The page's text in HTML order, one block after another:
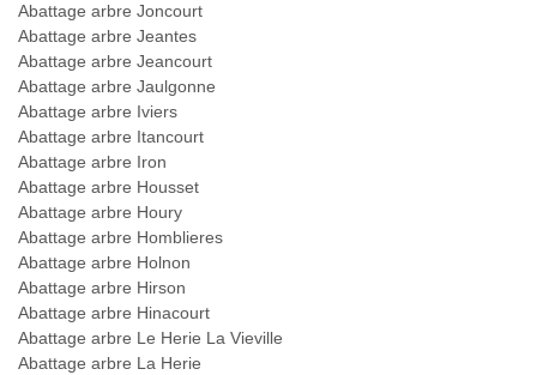
Abattage arbre Joncourt
Abattage arbre Jeantes
Abattage arbre Jeancourt
Abattage arbre Jaulgonne
Abattage arbre Iviers
Abattage arbre Itancourt
Abattage arbre Iron
Abattage arbre Housset
Abattage arbre Houry
Abattage arbre Homblieres
Abattage arbre Holnon
Abattage arbre Hirson
Abattage arbre Hinacourt
Abattage arbre Le Herie La Vieville
Abattage arbre La Herie